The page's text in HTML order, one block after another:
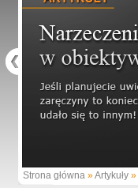
Strona główna »Artykuły »